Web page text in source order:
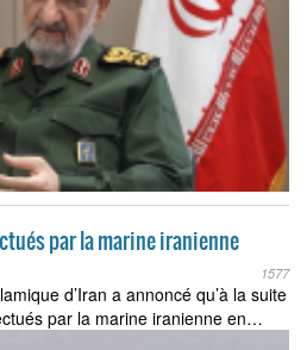
par la marine iranienne
1577
d’Iran a annoncé qu’à la suite
par la marine iranienne en…